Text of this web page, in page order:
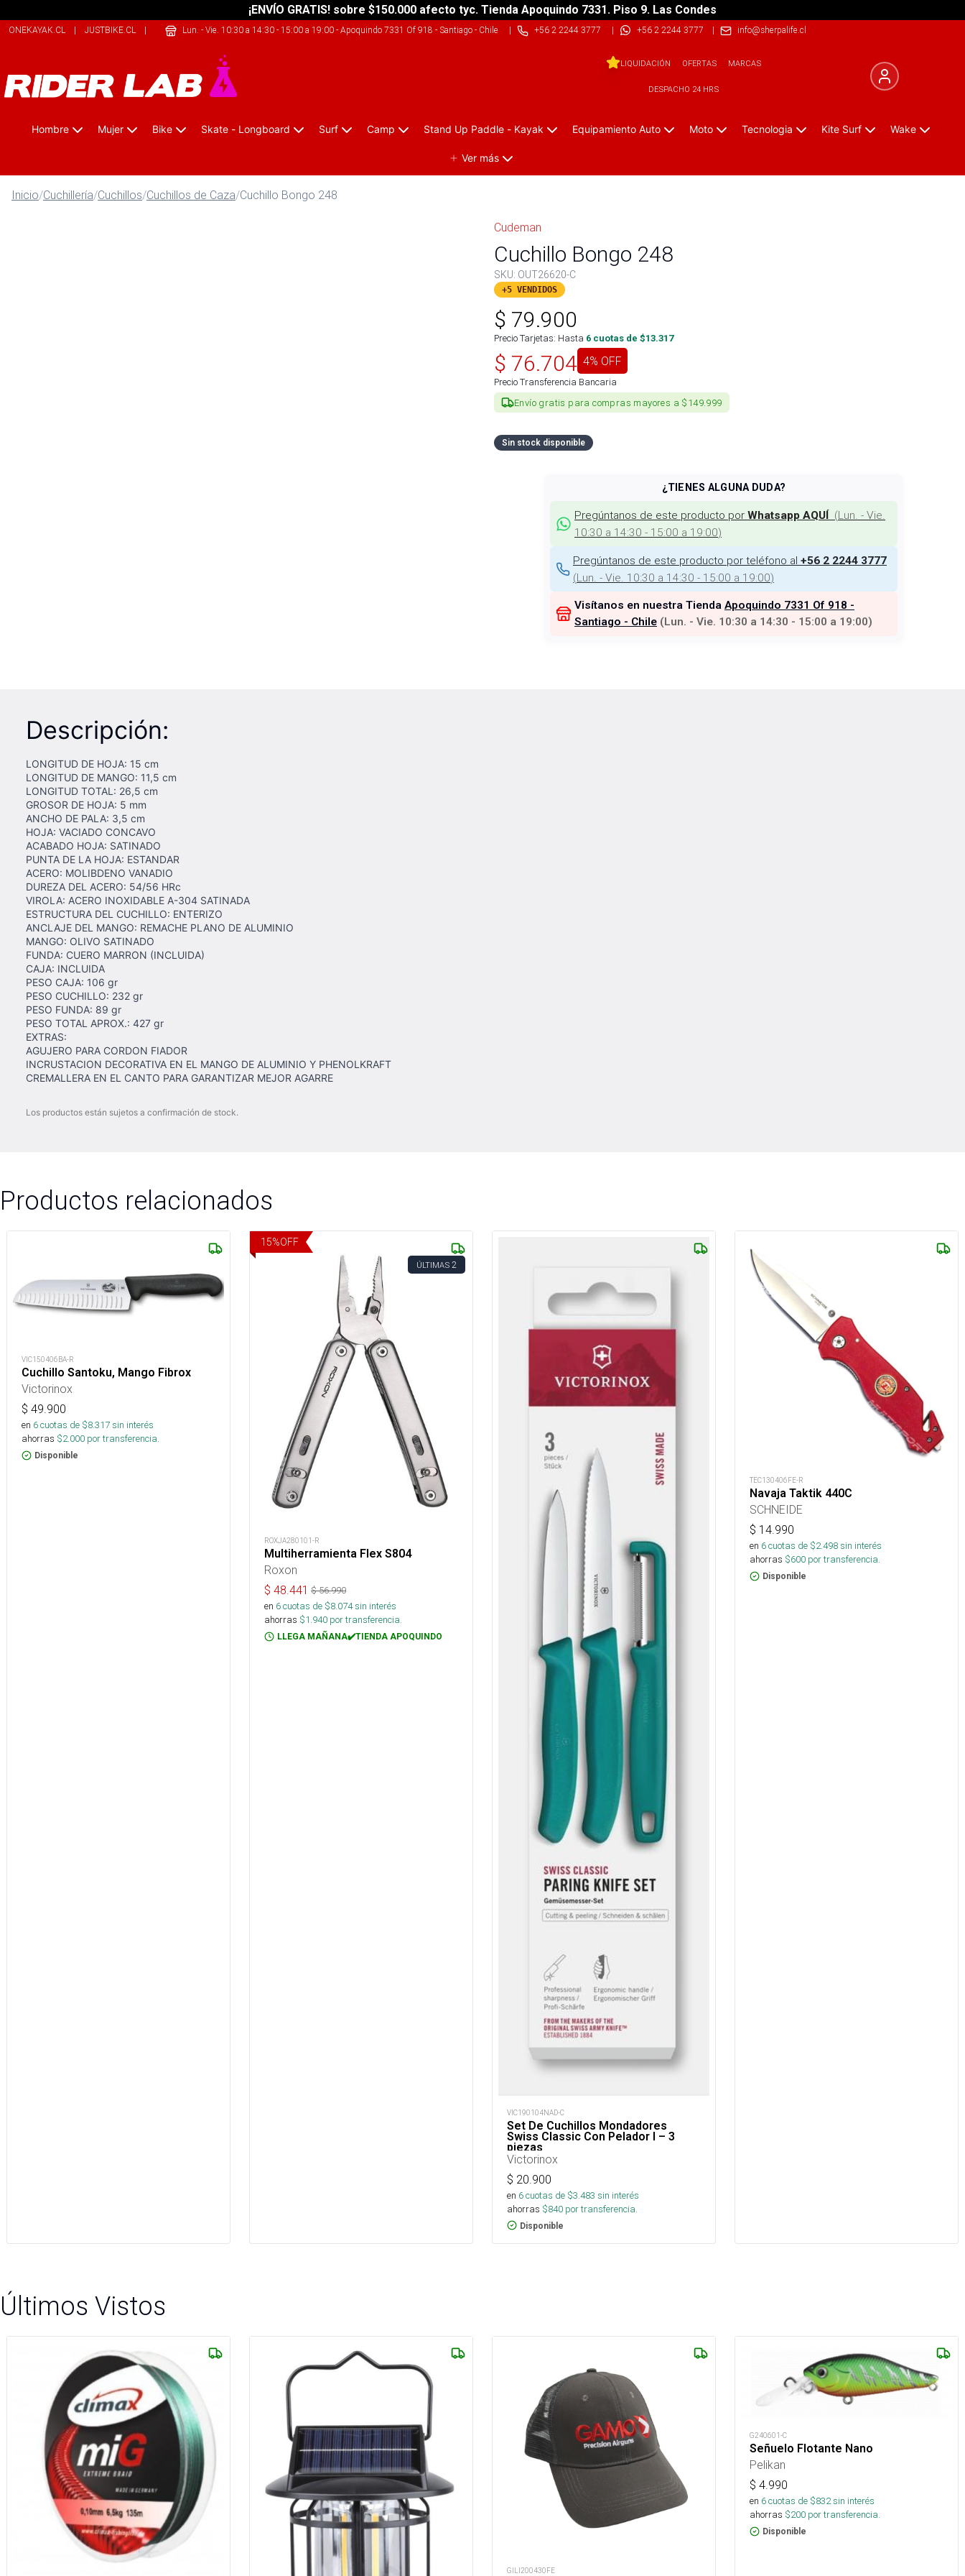
¡ENVÍO GRATIS! sobre $150.000 afecto tyc. Tienda Apoquindo 7331. Piso 9. Las Condes
ONEKAYAK.CL | JUSTBIKE.CL | THECLIMB.CL
Lun. - Vie. 10:30 a 14:30 - 15:00 a 19:00- Apoquindo 7331 Of 918 - Santiago - Chile| +56 2 2244 3777 | +56 2 2244 3777 | info@sherpalife.cl
LIQUIDACIÓN OFERTAS MARCAS
DESPACHO 24 HRS
Hombre Mujer Bike Skate - Longboard Surf Camp Stand Up Paddle - Kayak Equipamiento Auto Moto Tecnologia Kite Surf Wake
Ver más
Inicio/Cuchillería/Cuchillos/Cuchillos de Caza/Cuchillo Bongo 248
Cudeman
Cuchillo Bongo 248
SKU: OUT26620-C
+5 VENDIDOS
$ 79.900
Precio Tarjetas: Hasta 6 cuotas de $13.317
$ 76.704 4% OFF
Precio Transferencia Bancaria
Envío gratis para compras mayores a $149.999
Sin stock disponible
¿TIENES ALGUNA DUDA?
Pregúntanos de este producto por Whatsapp AQUÍ (Lun. - Vie.
10:30 a 14:30 - 15:00 a 19:00)
Pregúntanos de este producto por teléfono al +56 2 2244 3777
(Lun. - Vie. 10:30 a 14:30 - 15:00 a 19:00)
Visítanos en nuestra Tienda Apoquindo 7331 Of 918 -
Santiago - Chile (Lun. - Vie. 10:30 a 14:30 - 15:00 a 19:00)
Descripción:
LONGITUD DE HOJA: 15 cm
LONGITUD DE MANGO: 11,5 cm
LONGITUD TOTAL: 26,5 cm
GROSOR DE HOJA: 5 mm
ANCHO DE PALA: 3,5 cm
HOJA: VACIADO CONCAVO
ACABADO HOJA: SATINADO
PUNTA DE LA HOJA: ESTANDAR
ACERO: MOLIBDENO VANADIO
DUREZA DEL ACERO: 54/56 HRc
VIROLA: ACERO INOXIDABLE A-304 SATINADA
ESTRUCTURA DEL CUCHILLO: ENTERIZO
ANCLAJE DEL MANGO: REMACHE PLANO DE ALUMINIO
MANGO: OLIVO SATINADO
FUNDA: CUERO MARRON (INCLUIDA)
CAJA: INCLUIDA
PESO CAJA: 106 gr
PESO CUCHILLO: 232 gr
PESO FUNDA: 89 gr
PESO TOTAL APROX.: 427 gr
EXTRAS:
AGUJERO PARA CORDON FIADOR
INCRUSTACION DECORATIVA EN EL MANGO DE ALUMINIO Y PHENOLKRAFT
CREMALLERA EN EL CANTO PARA GARANTIZAR MEJOR AGARRE
Los productos están sujetos a confirmación de stock.
Productos relacionados
VIC150406BA-R
Cuchillo Santoku, Mango Fibrox
Victorinox
$ 49.900
en 6cuotas de $8.317sin interés
ahorras $2.000 por transferencia.
Disponible
15%OFF
ÚLTIMAS 2
ROXJA280101-R
Multiherramienta Flex S804
Roxon
$ 48.441 $56.990
en 6cuotas de $8.074sin interés
ahorras $1.940 por transferencia.
LLEGA MAÑANA✔️TIENDA APOQUINDO
VIC190104NAD-C
Set De Cuchillos Mondadores
Swiss Classic Con Pelador I – 3
piezas
Victorinox
$ 20.900
en 6cuotas de $3.483 sin interés
ahorras $840 por transferencia.
Disponible
TEC130406FE-R
Navaja Taktik 440C
SCHNEIDE
$ 14.990
en 6cuotas de $2.498sin interés
ahorras $600 por transferencia.
Disponible
Últimos Vistos
GILI200430FE
G240601-C
Señuelo Flotante Nano
Pelikan
$ 4.990
en 6cuotas de $832sin interés
ahorras $200 por transferencia.
Disponible